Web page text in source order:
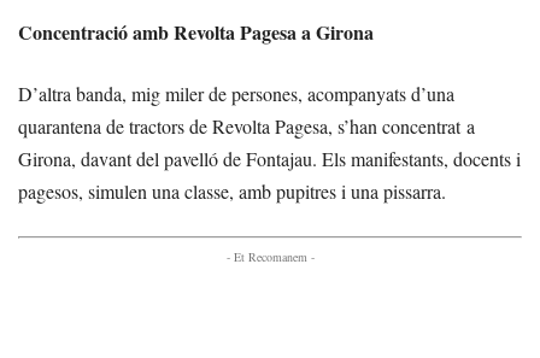
Concentració amb Revolta Pagesa a Girona
D’altra banda, mig miler de persones, acompanyats d’una
quarantena de tractors de Revolta Pagesa, s’han concentrat a
Girona, davant del pavelló de Fontajau. Els manifestants, docents i
pagesos, simulen una classe, amb pupitres i una pissarra.
- Et Recomanem -